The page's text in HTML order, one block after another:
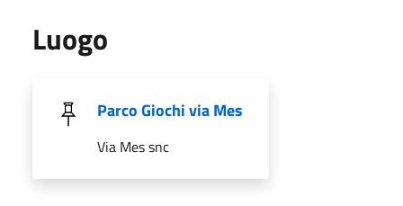
Luogo
Parco Giochi via Mes
Via Mes snc